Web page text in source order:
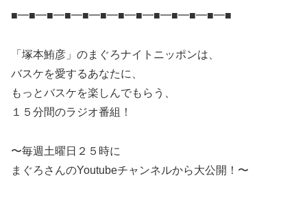
■━■━■━■━■━■━■━■━■━■━■━■━■
「塚本鮪彦」のまぐろナイトニッポンは、
バスケを愛するあなたに、
もっとバスケを楽しんでもらう、
１５分間のラジオ番組！
〜毎週土曜日２５時に
まぐろさんのYoutubeチャンネルから大公開！〜